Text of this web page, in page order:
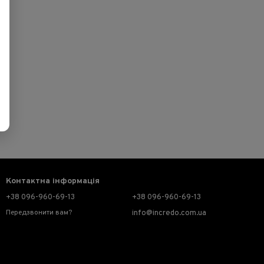
Контактна інформація
+38 096-960-69-13
Передзвонити вам?
+38 096-960-69-13
info@incredo.com.ua